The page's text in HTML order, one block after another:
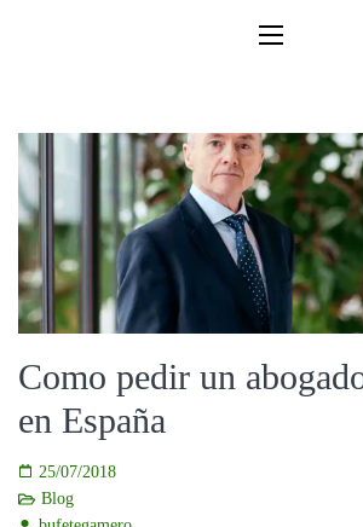
Como pedir un
en España
25/07/2018
Blog